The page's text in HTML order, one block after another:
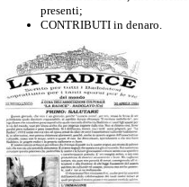
presenti;
CONTRIBUTI in denaro.